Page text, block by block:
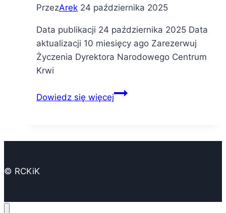
PrzezArek 24 października 2025
Data publikacji 24 października 2025 Data
aktualizacji 10 miesięcy ago Zarezerwuj
Życzenia Dyrektora Narodowego Centrum
Krwi
Dowiedz się więcejKrwiobus
© RCKiK